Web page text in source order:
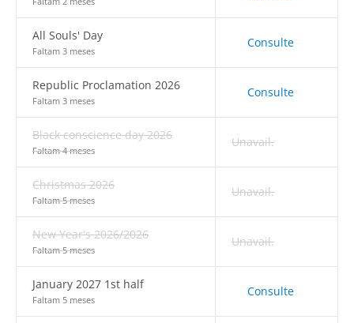
All Souls' Day
Faltam 3 meses
Consulte
Republic Proclamation 2026
Faltam 3 meses
Consulte
Black conscience day 2026
Faltam 4 meses
Unavail.
Christmas 2026
Faltam 5 meses
Unavail.
New Year's 2026/2026
Faltam 5 meses
Unavail.
January 2027 1st half
Faltam 5 meses
Consulte